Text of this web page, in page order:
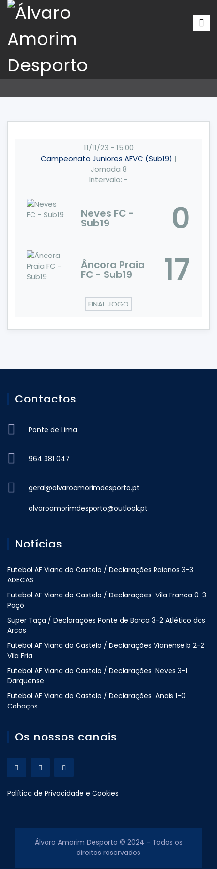
11/11/23 - 15:00
Campeonato Juniores AFVC (Sub19) |
Jornada 8
Intervalo: -
Neves FC -
Sub19 0
Âncora Praia
FC - Sub19 17
FINAL JOGO
Contactos
Ponte de Lima
964 381 047
geral@alvaroamorimdesporto.pt
alvaroamorimdesporto@outlook.pt
Notícias
Futebol AF Viana do Castelo / Declarações Raianos 3-3
ADECAS
Futebol AF Viana do Castelo / Declarações Vila Franca 0-3
Paçõ
Super Taça / Declarações Ponte de Barca 3-2 Atlético dos
Arcos
Futebol AF Viana do Castelo / Declarações Vianense b 2-2
Vila Fria
Futebol AF Viana do Castelo / Declarações Neves 3-1
Darquense
Futebol AF Viana do Castelo / Declarações Anais 1-0
Cabaços
Os nossos canais
Política de Privacidade e Cookies
Álvaro Amorim Desporto © 2024 - Todos os
direitos reservados